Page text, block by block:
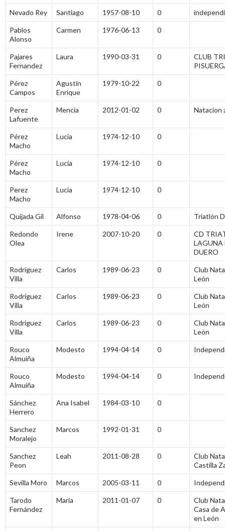
Nevado Rey Santiago 1957-08-10 0
Pablos
Alonso
Carmen 1976-06-13 0
Pajares
Fernandez
Laura 1990-03-31 0
CLUB
Pérez
Campos
Agustín
Enrique
1979-10-22 0
Perez
Lafuente
Mencia 2012-01-02 0 Natacion
Pérez
Macho
Lucía 1974-12-10 0
Pérez
Macho
Lucía 1974-12-10 0
Perez
Macho
Lucía 1974-12-10 0
Quijada Gil Alfonso 1978-04-06 0 Triatlón
Redondo
Olea
Irene 2007-10-20 0
CD
LAGUNA
DUERO
Rodríguez
Villa
Carlos 1989-06-23 0
Club
León
Rodríguez
Villa
Carlos 1989-06-23 0
Club
León
Rodríguez
Villa
Carlos 1989-06-23 0
Club
León
Rouco
Almuiña
Modesto 1994-04-14 0
Rouco
Almuiña
Modesto 1994-04-14 0
Sánchez
Herrero
Ana Isabel 1984-03-10 0
Sanchez
Moralejo
Marcos 1992-01-31 0
Sanchez
Peon
Leah 2011-08-28 0
Club
Castilla
Sevilla Moro Marcos 2005-03-11 0
Tarodo
Fernández
María 2011-01-07 0
Club
Casa de
en León